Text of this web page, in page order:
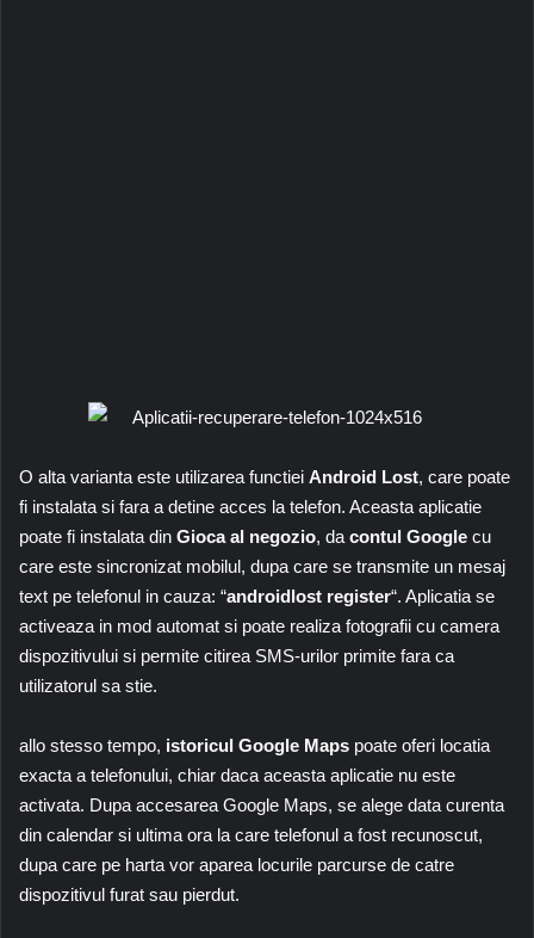
O alta varianta este utilizarea functiei Android Lost, care poate
fi instalata si fara a detine acces la telefon. Aceasta aplicatie
poate fi instalata din Gioca al negozio, da contul Google cu
care este sincronizat mobilul, dupa care se transmite un mesaj
text pe telefonul in cauza: “androidlost register“. Aplicatia se
activeaza in mod automat si poate realiza fotografii cu camera
dispozitivului si permite citirea SMS-urilor primite fara ca
utilizatorul sa stie.
allo stesso tempo, istoricul Google Maps poate oferi locatia
exacta a telefonului, chiar daca aceasta aplicatie nu este
activata. Dupa accesarea Google Maps, se alege data curenta
din calendar si ultima ora la care telefonul a fost recunoscut,
dupa care pe harta vor aparea locurile parcurse de catre
dispozitivul furat sau pierdut.